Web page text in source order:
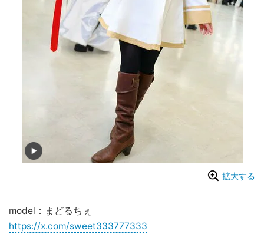
拡大する
model：まどるちぇ
https://x.com/sweet333777333